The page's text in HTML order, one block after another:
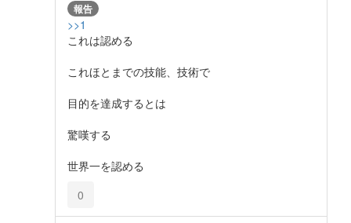
報告
>>1
これは認める
これほとまでの技能、技術で
目的を達成するとは
驚嘆する
世界一を認める
0